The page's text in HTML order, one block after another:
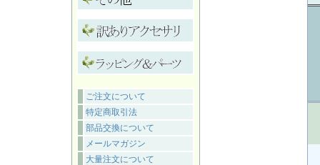
ご注文について
特定商取引法
部品交換について
メールマガジン
大量注文について